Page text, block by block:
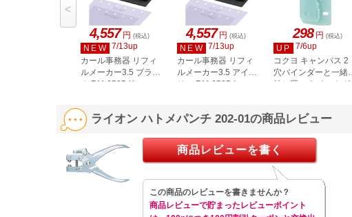
4,557 円 (税込)
NEW 7/13up
カール事務器 リフィ
ルメーカー3.5 ブラッ
ク RM-6535-K
4,557 円 (税込)
NEW 7/13up
カール事務器 リフィ
ルメーカー3.5 アイボ
リー RM-6535-I
298 円 (税込)
UP
7/6up
コクヨ キャンパス 2
穴バインダーと一緒に
持ち運べるパンチ グ
<
ライオン ハトメパンチ 202-01の商品レビュー
商品レビューを書く
この商品のレビューを書きませんか？
商品レビューで貯まったレビューポイント